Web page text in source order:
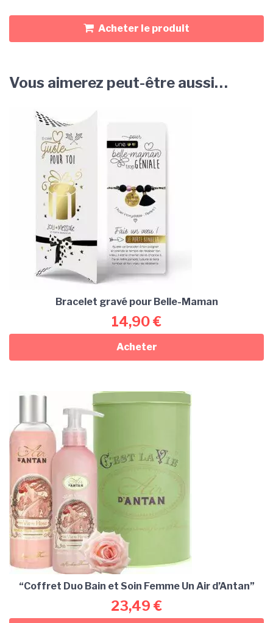
Acheter le produit
Vous aimerez peut-être aussi…
Bracelet gravé pour Belle-Maman
14,90€
Acheter
“Coffret Duo Bain et Soin Femme Un Air d’Antan”
23,49 €